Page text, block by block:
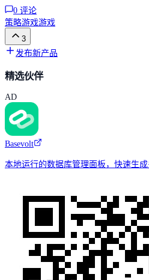
0 评论
策略游戏游戏
3
发布新产品
精选伙伴
AD
Basevolt
本地运行的数据库管理面板，快速生